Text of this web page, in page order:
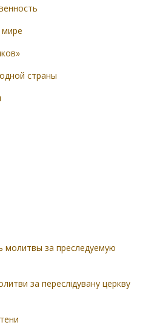
мире
страны
за преследуемую
за переслідувану церкву